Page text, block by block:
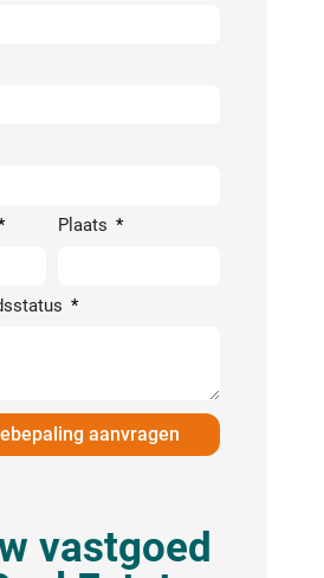
Plaats
aanvragen
vastgoed